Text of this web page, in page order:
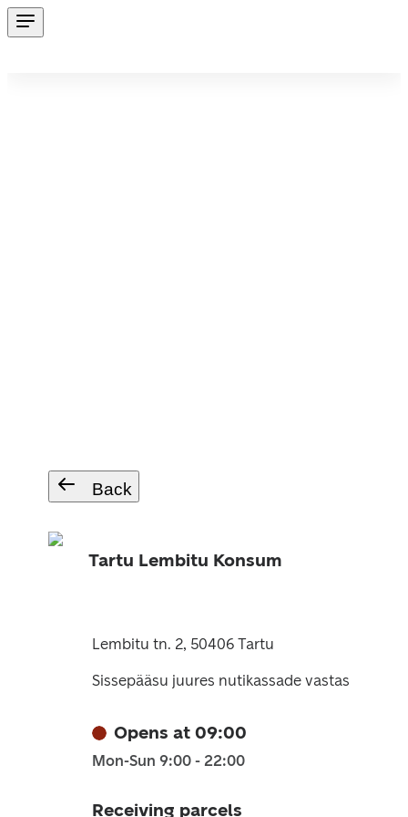
Back
Tartu Lembitu Konsum
Lembitu tn. 2, 50406 Tartu
Sissepääsu juures nutikassade vastas
Opens at 09:00
Mon-Sun 9:00 - 22:00
Receiving parcels